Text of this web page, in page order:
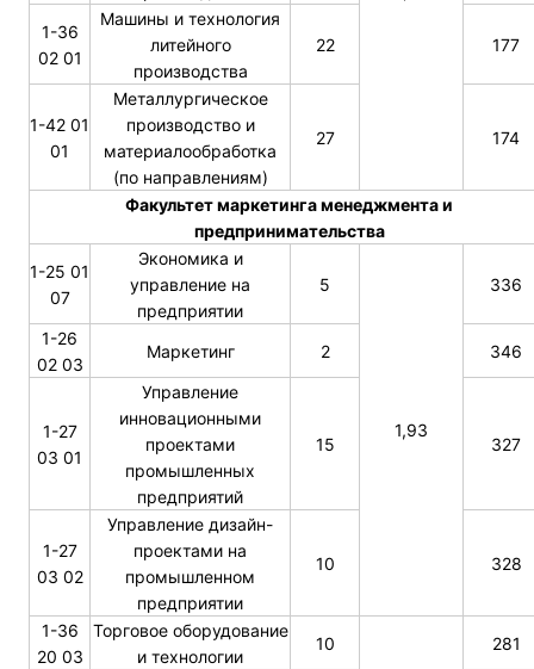
1-36
02 01
Машины и технология
литейного
производства
22 177
1-42 01
01
Металлургическое
производство и
материалообработка
(по направлениям)
27 174
Факультет маркетинга менеджмента и
предпринимательства
1-25 01
07
Экономика и
управление на
предприятии
5
1,93
336
1-26
02 03
Маркетинг 2 346
1-27
03 01
Управление
инновационными
проектами
промышленных
предприятий
15 327
1-27
03 02
Управление дизайн-
проектами на
промышленном
предприятии
10 328
1-36
20 03
Торговое оборудование
и технологии
10
281